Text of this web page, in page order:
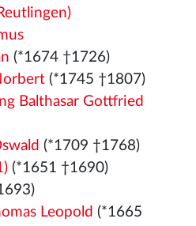
(*1674 †1726)
(*1745 †1807)
Balthasar Gottfried
(*1709 †1768)
(*1651 †1690)
Leopold (*1665